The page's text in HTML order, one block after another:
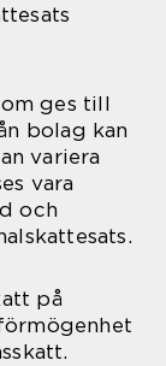
ges till
bolag kan
variera
vara
och
på